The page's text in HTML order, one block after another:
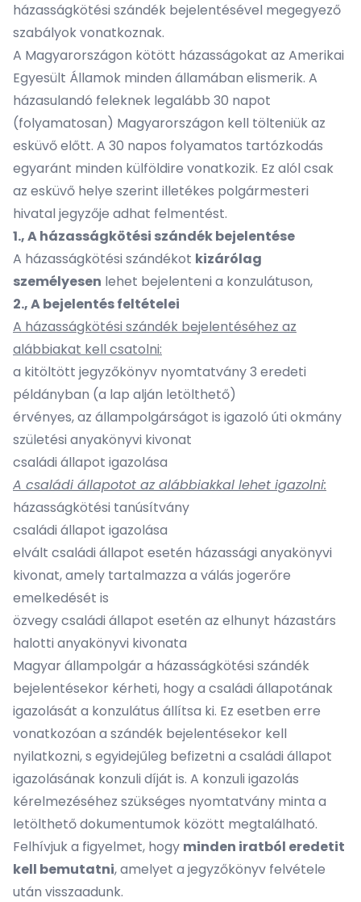
házasságkötési szándék bejelentésével megegyező
szabályok vonatkoznak.
A Magyarországon kötött házasságokat az Amerikai
Egyesült Államok minden államában elismerik. A
házasulandó feleknek legalább 30 napot
(folyamatosan) Magyarországon kell tölteniük az
esküvő előtt. A 30 napos folyamatos tartózkodás
egyaránt minden külföldire vonatkozik. Ez alól csak
az esküvő helye szerint illetékes polgármesteri
hivatal jegyzője adhat felmentést.
1., A házasságkötési szándék bejelentése
A házasságkötési szándékot kizárólag
személyesen lehet bejelenteni a konzulátuson,
2., A bejelentés feltételei
A házasságkötési szándék bejelentéséhez az
alábbiakat kell csatolni:
a kitöltött jegyzőkönyv nyomtatvány 3 eredeti
példányban (a lap alján letölthető)
érvényes, az állampolgárságot is igazoló úti okmány
születési anyakönyvi kivonat
családi állapot igazolása
A családi állapotot az alábbiakkal lehet igazolni:
házasságkötési tanúsítvány
családi állapot igazolása
elvált családi állapot esetén házassági anyakönyvi
kivonat, amely tartalmazza a válás jogerőre
emelkedését is
özvegy családi állapot esetén az elhunyt házastárs
halotti anyakönyvi kivonata
Magyar állampolgár a házasságkötési szándék
bejelentésekor kérheti, hogy a családi állapotának
igazolását a konzulátus állítsa ki. Ez esetben erre
vonatkozóan a szándék bejelentésekor kell
nyilatkozni, s egyidejűleg befizetni a családi állapot
igazolásának konzuli díját is. A konzuli igazolás
kérelmezéséhez szükséges nyomtatvány minta a
letölthető dokumentumok között megtalálható.
Felhívjuk a figyelmet, hogy minden iratból eredetit
kell bemutatni, amelyet a jegyzőkönyv felvétele
után visszaadunk.